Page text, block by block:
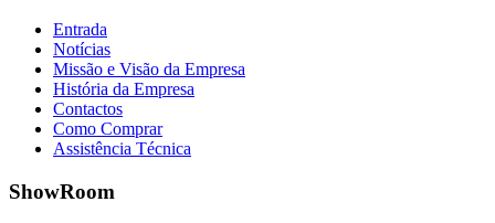
Entrada
Notícias
Missão e Visão da Empresa
História da Empresa
Contactos
Como Comprar
Assistência Técnica
ShowRoom